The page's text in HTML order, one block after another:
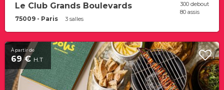
Le Club Grands Boulevards
75009 - Paris 3 salles
300 debout
80 assis
À partir de
69 € H.T